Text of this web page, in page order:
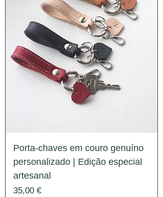
Porta-chaves em couro genuíno
personalizado | Edição especial
artesanal
Preço
35,00 €